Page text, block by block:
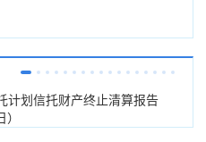
计划信托财产终止清算报告